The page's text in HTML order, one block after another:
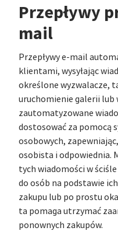
Przepływy
mail
Przepływy e-mail
klientami, wysyłając
określone wyzwalacze,
uruchomienie galerii lub
zautomatyzowane
dostosować za pomocą
osobowych,
osobista i odpowiednia.
tych wiadomości w
do osób na podstawie
zakupu lub po prostu
ta pomaga utrzymać
ponownych zakupów.